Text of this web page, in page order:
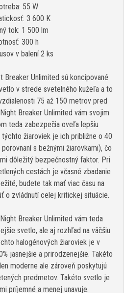
55 W
3 600 K
tok: 1 500 lm
300 h
v balení 2 ks
Breaker Unlimited sú koncipované
v strede svetelného kužeľa a to
75 až 150 metrov pred
Breaker Unlimited vám svojim
teda zabezpečia oveľa lepšiu
žiaroviek je ich približne o 40
s bežnými žiarovkami), čo
dôležitý bezpečnostný faktor. Pri
cestách je včasné zbadanie
budete tak mať viac času na
o zvládnutí celej kritickej situácie.
Breaker Unlimited vám teda
svetlo, ale aj rozhľad na väčšiu
halogénových žiaroviek je v
jasnejšie a prirodzenejšie. Takéto
moderne ale zároveň poskytujú
predmetov. Takéto svetlo je
príjemné a menej unavuje.